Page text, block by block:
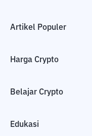
Artikel Populer
Harga Crypto
Belajar Crypto
Edukasi